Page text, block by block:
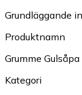
Grundläggande
Produktnamn
Grumme
Kategori